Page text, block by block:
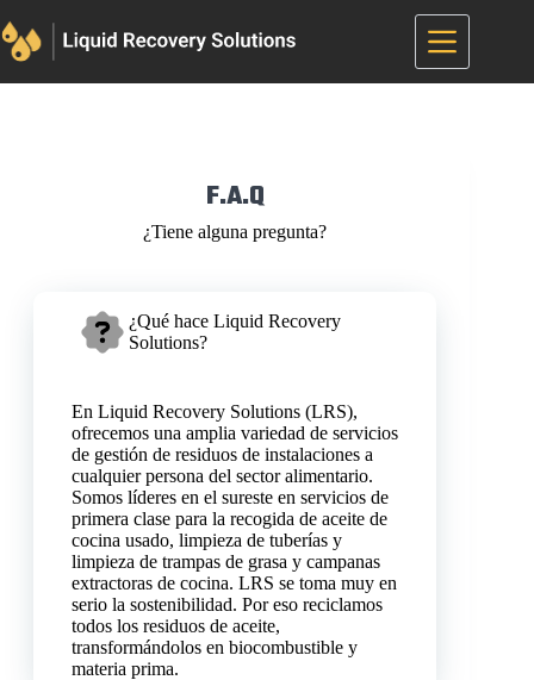
al
contenido
F.A.Q
¿Tiene alguna pregunta?
¿Qué hace Liquid Recovery
Solutions?
En Liquid Recovery Solutions (LRS),
ofrecemos una amplia variedad de servicios
de gestión de residuos de instalaciones a
cualquier persona del sector alimentario.
Somos líderes en el sureste en servicios de
primera clase para la recogida de aceite de
cocina usado, limpieza de tuberías y
limpieza de trampas de grasa y campanas
extractoras de cocina. LRS se toma muy en
serio la sostenibilidad. Por eso reciclamos
todos los residuos de aceite,
transformándolos en biocombustible y
materia prima.